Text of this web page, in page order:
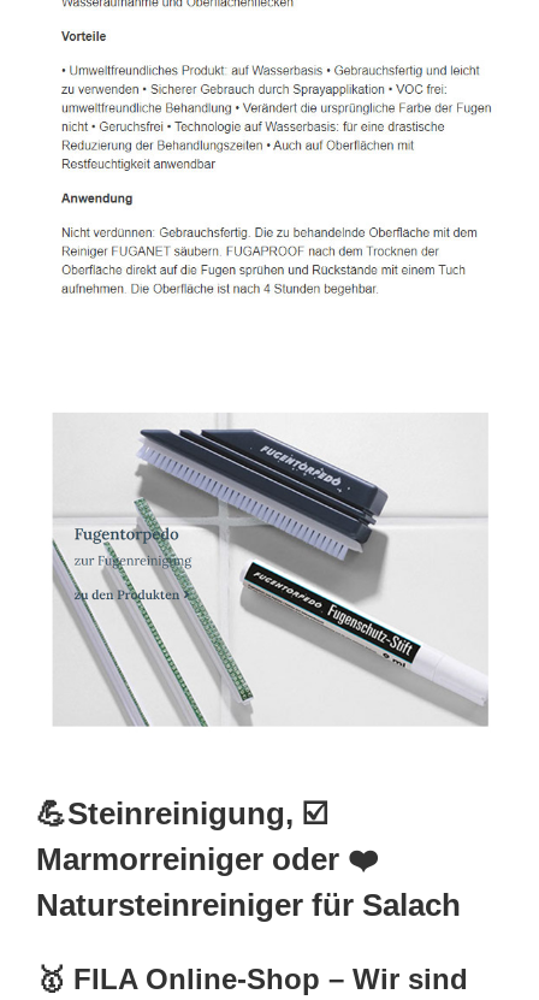
💪Steinreinigung, ☑️
Marmorreiniger oder ❤️
Natursteinreiniger für Salach
🥇 FILA Online-Shop – Wir sind